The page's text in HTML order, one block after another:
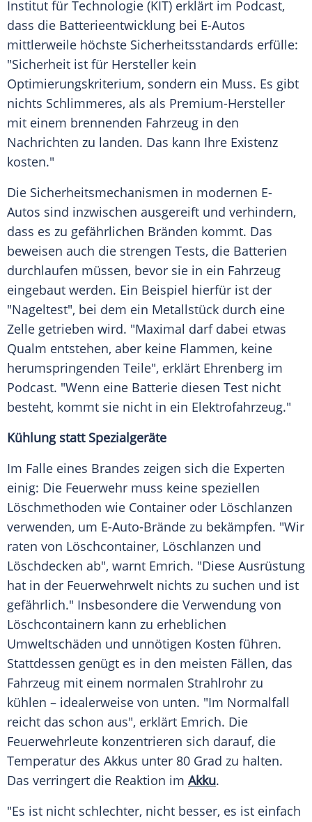
Institut für Technologie (KIT) erklärt im Podcast,
dass die Batterieentwicklung bei E-Autos
mittlerweile höchste Sicherheitsstandards erfülle:
"Sicherheit ist für Hersteller kein
Optimierungskriterium, sondern ein Muss. Es gibt
nichts Schlimmeres, als als Premium-Hersteller
mit einem brennenden Fahrzeug in den
Nachrichten zu landen. Das kann Ihre Existenz
kosten."
Die Sicherheitsmechanismen in modernen E-
Autos sind inzwischen ausgereift und verhindern,
dass es zu gefährlichen Bränden kommt. Das
beweisen auch die strengen Tests, die Batterien
durchlaufen müssen, bevor sie in ein Fahrzeug
eingebaut werden. Ein Beispiel hierfür ist der
"Nageltest", bei dem ein Metallstück durch eine
Zelle getrieben wird. "Maximal darf dabei etwas
Qualm entstehen, aber keine Flammen, keine
herumspringenden Teile", erklärt Ehrenberg im
Podcast. "Wenn eine Batterie diesen Test nicht
besteht, kommt sie nicht in ein Elektrofahrzeug."
Kühlung statt Spezialgeräte
Im Falle eines Brandes zeigen sich die Experten
einig: Die Feuerwehr muss keine speziellen
Löschmethoden wie Container oder Löschlanzen
verwenden, um E-Auto-Brände zu bekämpfen. "Wir
raten von Löschcontainer, Löschlanzen und
Löschdecken ab", warnt Emrich. "Diese Ausrüstung
hat in der Feuerwehrwelt nichts zu suchen und ist
gefährlich." Insbesondere die Verwendung von
Löschcontainern kann zu erheblichen
Umweltschäden und unnötigen Kosten führen.
Stattdessen genügt es in den meisten Fällen, das
Fahrzeug mit einem normalen Strahlrohr zu
kühlen – idealerweise von unten. "Im Normalfall
reicht das schon aus", erklärt Emrich. Die
Feuerwehrleute konzentrieren sich darauf, die
Temperatur des Akkus unter 80 Grad zu halten.
Das verringert die Reaktion im Akku.
"Es ist nicht schlechter, nicht besser, es ist einfach